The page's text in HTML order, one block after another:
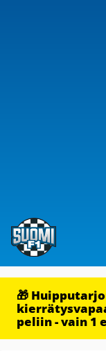
🎁
peliin - vain 1